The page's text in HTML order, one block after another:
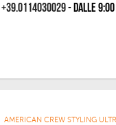
+39.0114030029- dalle
AMERICAN CREW STYLING